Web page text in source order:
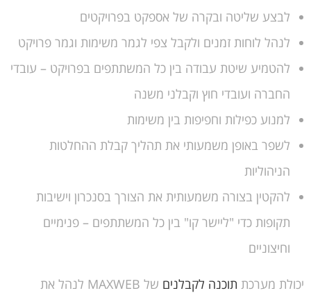
לבצע שליטה ובקרה של אספקט בפרויקטים
לנהל לוחות זמנים ולקבל צפי לגמר משימות וגמר פרויקט
להטמיע שיטת עבודה בין כל המשתתפים בפרויקט – עובדי
החברה ועובדי חוץ וקבלני משנה
למנוע כפילות וחפיפות בין משימות
לשפר באופן משמעותי את תהליך קבלת ההחלטות
הניהוליות
להקטין בצורה משמעותית את הצורך בסנכרון וישיבות
תקופות כדי "ליישר קו" בין כל המשתתפים – פנימיים
וחיצוניים
יכולת מערכת תוכנה לקבלנים
של MAXWEB לנהל את